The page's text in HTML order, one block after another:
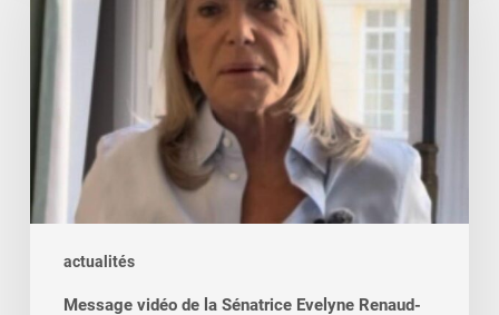
actualités
Sénatrice
Evelyne
Renaud-
Garabedian
Message vidéo de la Sénatrice Evelyne Renaud-